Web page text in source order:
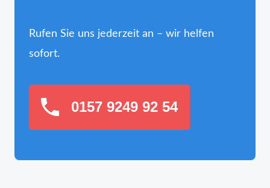
Rufen Sie uns jederzeit an – wir helfen
sofort.
0157 9249 92 54